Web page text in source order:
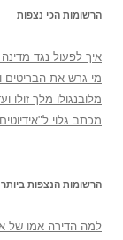
הרשומות הכי נצפות
איך לפעול נגד
מי גרש את הבריטים
מלובנגולו מלך זולו
מכתב גלוי
הרשומות הנצפות
למה הדירה אמו של